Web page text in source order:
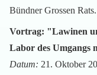
Bündner Grossen Rats.
Vortrag: "Lawinen
Labor des Umgangs
Datum: 21. Oktober